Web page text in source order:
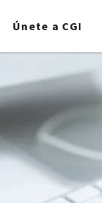
Únete a CGI